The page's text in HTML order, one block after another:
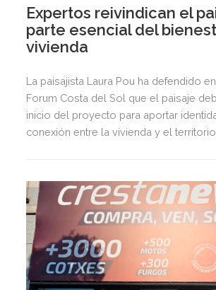
Expertos reivindican el
parte esencial del
vivienda
La paisajista Laura Pou ha defendido
Forum Costa del Sol que el paisaje
inicio del proyecto para aportar
conexión entre la vivienda y el territorio.